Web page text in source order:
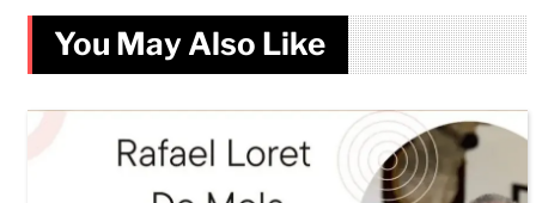
You May Also Like